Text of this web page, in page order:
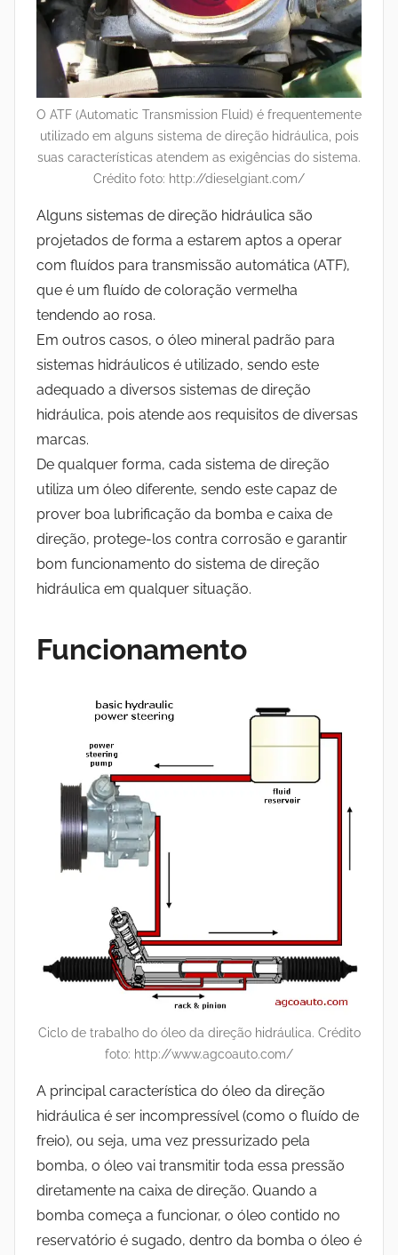
O ATF (Automatic Transmission Fluid) é frequentemente
utilizado em alguns sistema de direção hidráulica, pois
suas características atendem as exigências do sistema.
Crédito foto: http://dieselgiant.com/
Alguns sistemas de direção hidráulica são
projetados de forma a estarem aptos a operar
com fluídos para transmissão automática (ATF),
que é um fluído de coloração vermelha
tendendo ao rosa.
Em outros casos, o óleo mineral padrão para
sistemas hidráulicos é utilizado, sendo este
adequado a diversos sistemas de direção
hidráulica, pois atende aos requisitos de diversas
marcas.
De qualquer forma, cada sistema de direção
utiliza um óleo diferente, sendo este capaz de
prover boa lubrificação da bomba e caixa de
direção, protege-los contra corrosão e garantir
bom funcionamento do sistema de direção
hidráulica em qualquer situação.
Funcionamento
Ciclo de trabalho do óleo da direção hidráulica. Crédito
foto: http://www.agcoauto.com/
A principal característica do óleo da direção
hidráulica é ser incompressível (como o fluído de
freio), ou seja, uma vez pressurizado pela
bomba, o óleo vai transmitir toda essa pressão
diretamente na caixa de direção. Quando a
bomba começa a funcionar, o óleo contido no
reservatório é sugado, dentro da bomba o óleo é